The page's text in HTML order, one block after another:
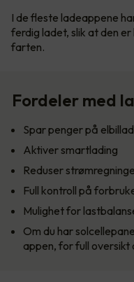
I de fleste ladeappene
ferdig ladet, slik at den
farten.
Fordeler med
Spar penger på
Aktiver smartlading
Reduser
Full kontroll på
Mulighet for
Om du har
appen, for full